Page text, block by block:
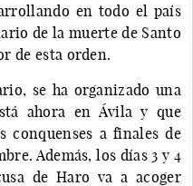
en todo el país
de la muerte de Santo
de esta orden.
se ha organizado una
ahora en Ávila y que
conquenses a finales de
Además, los días 3 y 4
de Haro va a acoger